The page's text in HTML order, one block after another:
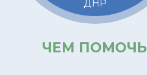
ЧЕМ ПОМОЧЬ
ДНР